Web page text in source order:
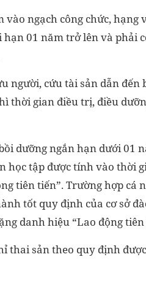
ngạch công chức, hạng
01 năm trở lên và phải
người, cứu tài sản dẫn
thời gian điều trị, điều
dưỡng ngắn hạn dưới 01
học tập được tính vào thời
tiên tiến”. Trường hợp cá
tốt quy định của cơ sở
danh hiệu “Lao động tiên
thai sản theo quy định